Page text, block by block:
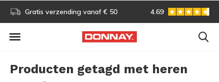
Gratis verzending vanaf € 50 Gratis omruilen
4.69
Producten getagd met heren